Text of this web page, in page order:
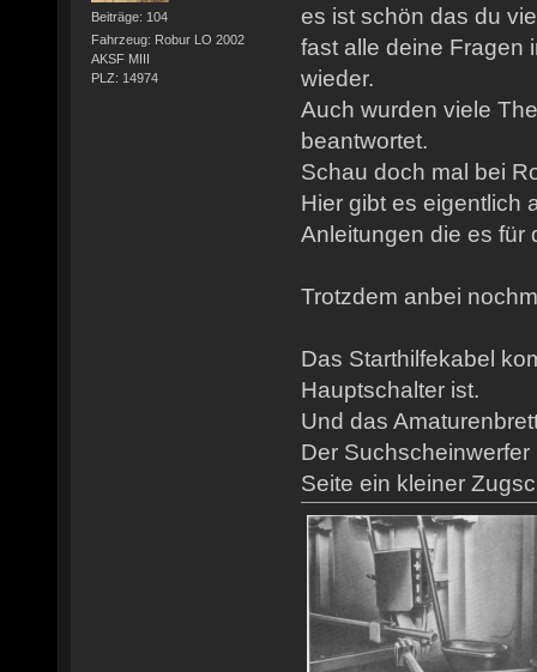
Beiträge: 104
Fahrzeug: Robur LO 2002
AKSF MIII
PLZ: 14974
es ist schön das du
fast alle deine Fragen
wieder.
Auch wurden viele
beantwortet.
Schau doch mal bei
Hier gibt es eigentlich
Anleitungen die es für
Trotzdem anbei
Das Starthilfekabel
Hauptschalter ist.
Und das
Der
Seite ein kleiner